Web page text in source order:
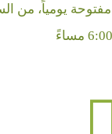
مفتوحة يومياً، من